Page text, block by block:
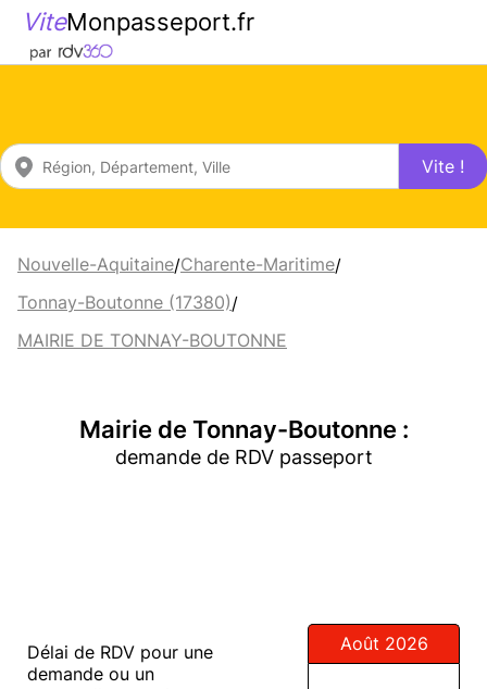
ViteMonpasseport.fr
Vite !
Nouvelle-Aquitaine/Charente-Maritime/
Tonnay-Boutonne (17380)/
MAIRIE DE TONNAY-BOUTONNE
Mairie de Tonnay-Boutonne :
demande de RDV passeport
Délai de RDV pour une
demande ou un
Août 2026